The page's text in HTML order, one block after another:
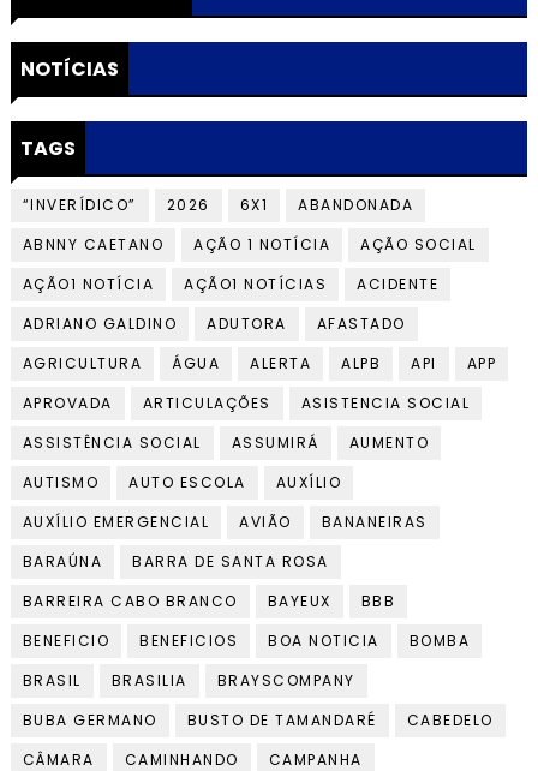
NOTÍCIAS
TAGS
“INVERÍDICO” 2026 6X1
ABANDONADA
ABNNY CAETANO
AÇÃO 1 NOTÍCIA
AÇÃO SOCIAL
AÇÃO1 NOTÍCIA
AÇÃO1 NOTÍCIAS
ACIDENTE
ADRIANO GALDINO
ADUTORA
AFASTADO
AGRICULTURA
ÁGUA ALERTA ALPB API
APP
APROVADA
ARTICULAÇÕES
ASISTENCIA SOCIAL
ASSISTÊNCIA SOCIAL
ASSUMIRÁ
AUMENTO
AUTISMO
AUTO ESCOLA
AUXÍLIO
AUXÍLIO EMERGENCIAL
AVIÃO
BANANEIRAS
BARAÚNA
BARRA DE SANTA ROSA
BARREIRA CABO BRANCO
BAYEUX
BBB
BENEFICIO
BENEFICIOS BOA NOTICIA
BOMBA
BRASIL
BRASILIA
BRAYSCOMPANY
BUBA GERMANO
BUSTO DE TAMANDARÉ
CABEDELO
CÂMARA
CAMINHANDO
CAMPANHA